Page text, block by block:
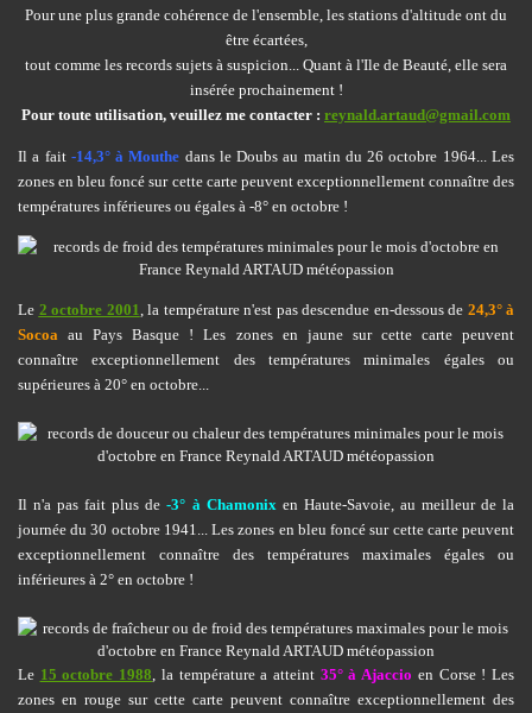
Pour une plus grande cohérence de l'ensemble, les stations d'altitude ont du
être écartées,
tout comme les records sujets à suspicion... Quant à l'Ile de Beauté, elle sera
insérée prochainement !
Pour toute utilisation, veuillez me contacter : reynald.artaud@gmail.com
Il a fait -14,3° à Mouthe dans le Doubs au matin du 26 octobre 1964... Les
zones en bleu foncé sur cette carte peuvent exceptionnellement connaître des
températures inférieures ou égales à -8° en octobre !
Le 2 octobre 2001, la température n'est pas descendue en-dessous de 24,3° à
Socoa au Pays Basque ! Les zones en jaune sur cette carte peuvent
connaître exceptionnellement des températures minimales égales ou
supérieures à 20° en octobre...
Il n'a pas fait plus de-3° à Chamonixen Haute-Savoie, au meilleur de la
journée du 30 octobre 1941... Les zones en bleu foncé sur cette carte peuvent
exceptionnellement connaître des températures maximales égales ou
inférieures à 2° en octobre !
Le 15 octobre 1988, la température a atteint 35° à Ajaccio en Corse ! Les
zones en rouge sur cette carte peuvent connaître exceptionnellement des